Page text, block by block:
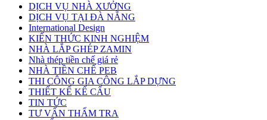
DỊCH VỤ NHÀ XƯỞNG
DỊCH VỤ TẠI ĐÀ NẴNG
International Design
KIẾN THỨC KINH NGHIỆM
NHÀ LẮP GHÉP ZAMIN
Nhà thép tiền chế giá rẻ
NHÀ TIỀN CHẾ PEB
THI CÔNG GIA CÔNG LẮP DỰNG
THIẾT KẾ KẾ CẤU
TIN TỨC
TƯ VẤN THẨM TRA